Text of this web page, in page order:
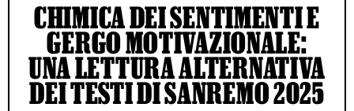
CHIMICA DEI SENTIMENTI E
GERGO MOTIVAZIONALE:
UNA LETTURA ALTERNATIVA
DEI TESTI DI SANREMO 2025